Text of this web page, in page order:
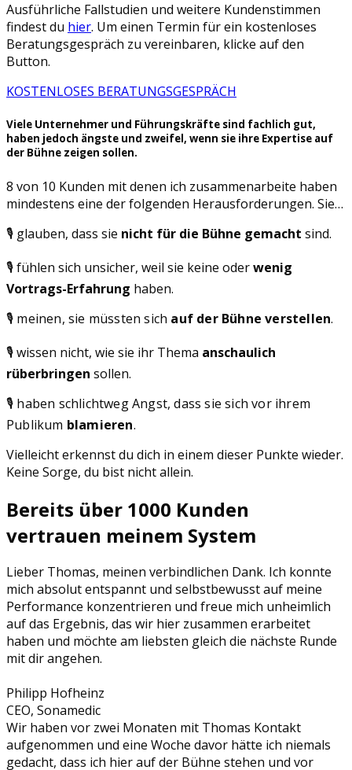
Ausführliche Fallstudien und weitere Kundenstimmen
findest du hier. Um einen Termin für ein kostenloses
Beratungsgespräch zu vereinbaren, klicke auf den
Button.
KOSTENLOSES BERATUNGSGESPRÄCH
Viele Unternehmer und Führungskräfte sind fachlich gut,
haben jedoch ängste und zweifel, wenn sie ihre Expertise auf
der Bühne zeigen sollen.
8 von 10 Kunden mit denen ich zusammenarbeite haben
mindestens eine der folgenden Herausforderungen. Sie…
🎙️ glauben, dass sie nicht für die Bühne gemacht sind.
🎙️ fühlen sich unsicher, weil sie keine oderwenig
Vortrags-Erfahrung haben.
🎙️ meinen, sie müssten sich auf der Bühne verstellen.
🎙️ wissen nicht, wie sie ihr Thema anschaulich
rüberbringen sollen.
🎙️ haben schlichtweg Angst, dass sie sich vor ihrem
Publikum blamieren.
Vielleicht erkennst du dich in einem dieser Punkte wieder.
Keine Sorge, du bist nicht allein.
Bereits über 1000 Kunden
vertrauen meinem System
Lieber Thomas, meinen verbindlichen Dank. Ich konnte
mich absolut entspannt und selbstbewusst auf meine
Performance konzentrieren und freue mich unheimlich
auf das Ergebnis, das wir hier zusammen erarbeitet
haben und möchte am liebsten gleich die nächste Runde
mit dir angehen.
Philipp Hofheinz
CEO, Sonamedic
Wir haben vor zwei Monaten mit Thomas Kontakt
aufgenommen und eine Woche davor hätte ich niemals
gedacht, dass ich hier auf der Bühne stehen und vor